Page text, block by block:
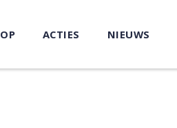
ACTIES NIEUWS